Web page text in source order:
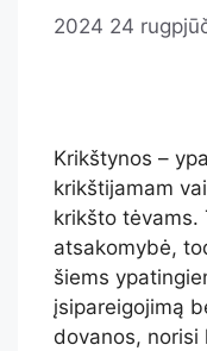
2024 24
Krikštynos –
krikštijamam
krikšto tėvams.
atsakomybė,
šiems
įsipareigojimą
dovanos, norisi